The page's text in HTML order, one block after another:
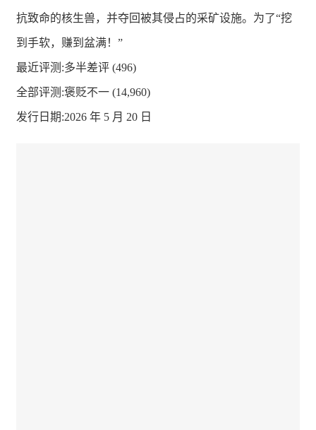
抗致命的核生兽，并夺回被其侵占的采矿设施。为了“挖
到手软，赚到盆满！”
最近评测:多半差评 (496)
全部评测:褒贬不一 (14,960)
发行日期:2026 年 5 月 20 日